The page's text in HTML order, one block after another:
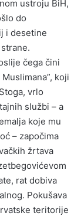
ustroju BiH,
do
i desetine
čega čini
koji
vrlo
službi – a
koje mu
– započima
žrtava
rat dobiva
Pokušava
teritorije